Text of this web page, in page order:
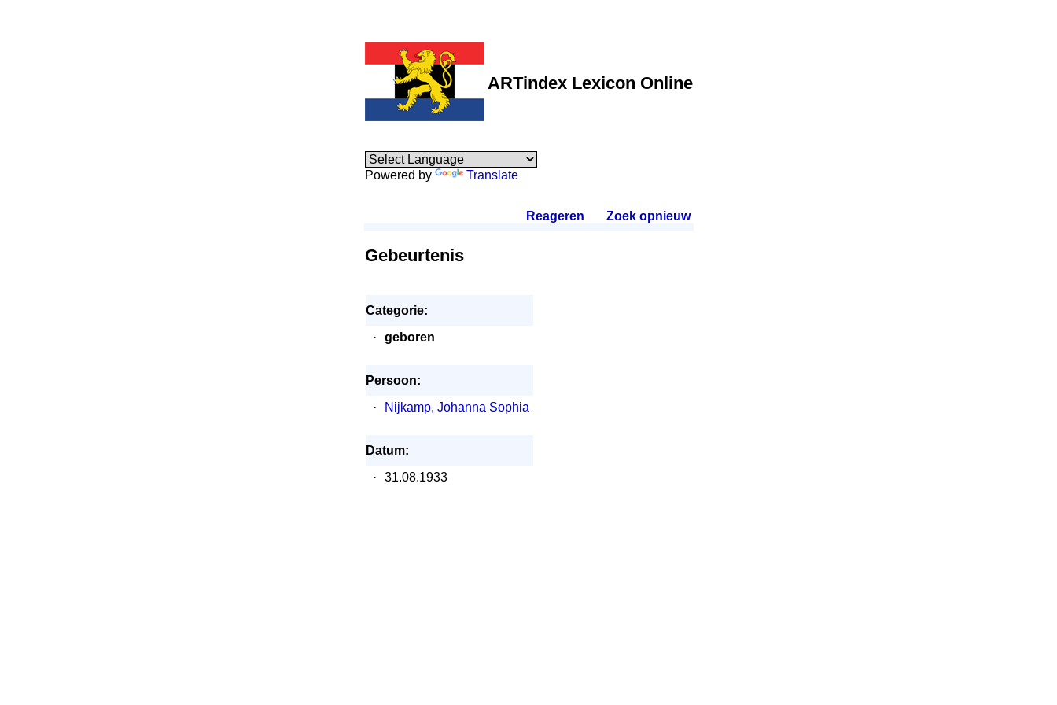
ARTindex Lexicon Online
Powered by Translate
Reageren Zoek opnieuw.
Gebeurtenis
Categorie:
·
geboren
Persoon:
·
Nijkamp, Johanna Sophia
Datum:
·
31.08.1933